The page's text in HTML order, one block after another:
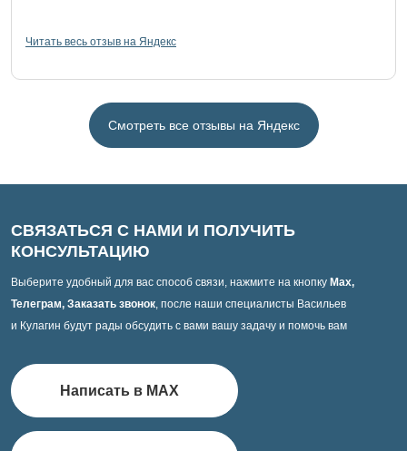
Читать весь отзыв на Яндекс
Смотреть все отзывы на Яндекс
СВЯЗАТЬСЯ С НАМИ И ПОЛУЧИТЬ
КОНСУЛЬТАЦИЮ
Выберите удобный для вас способ связи, нажмите на кнопку Max,
Телеграм, Заказать звонок, после наши специалисты Васильев
и Кулагин будут рады обсудить с вами вашу задачу и помочь вам
Написать в MAX